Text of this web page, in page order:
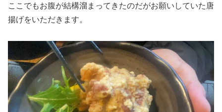
ここでもお腹が結構溜まってきたのだがお願いしていた唐
揚げをいただきます。